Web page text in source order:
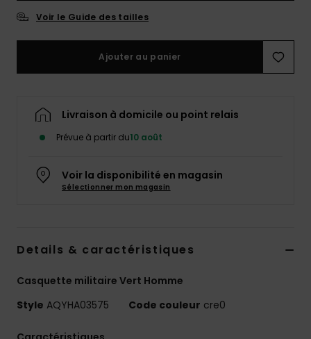
Voir le Guide des tailles
Ajouter au panier
Livraison à domicile ou point relais
Prévue à partir du10 août
Voir la disponibilité en magasin
Sélectionner mon magasin
Details & caractéristiques
Casquette militaire Vert Homme
Style AQYHA03575 Code couleur cre0